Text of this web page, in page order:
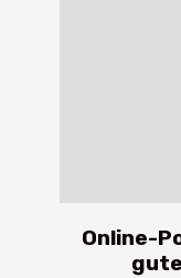
Online-